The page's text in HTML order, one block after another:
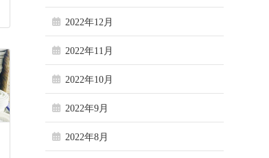
2022年12月
2022年11月
2022年10月
2022年9月
2022年8月